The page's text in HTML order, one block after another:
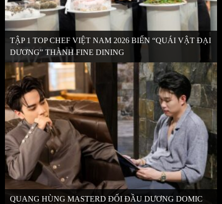
TẬP 1 TOP CHEF VIỆT NAM 2026 BIẾN “QUÁI VẬT ĐẠI
DƯƠNG” THÀNH FINE DINING
QUANG HÙNG MASTERD ĐỐI ĐẦU DƯƠNG DOMIC